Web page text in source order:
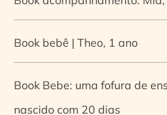
Book bebê | Theo, 1 ano
Book Bebe: uma fofura de
nascido com 20 dias